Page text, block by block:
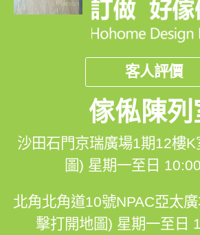
客人評價
傢俬陳列
沙田石門京瑞廣場1期12樓
圖) 星期一至日
北角北角道10號NPAC亞太
擊打開地圖) 星期一至日